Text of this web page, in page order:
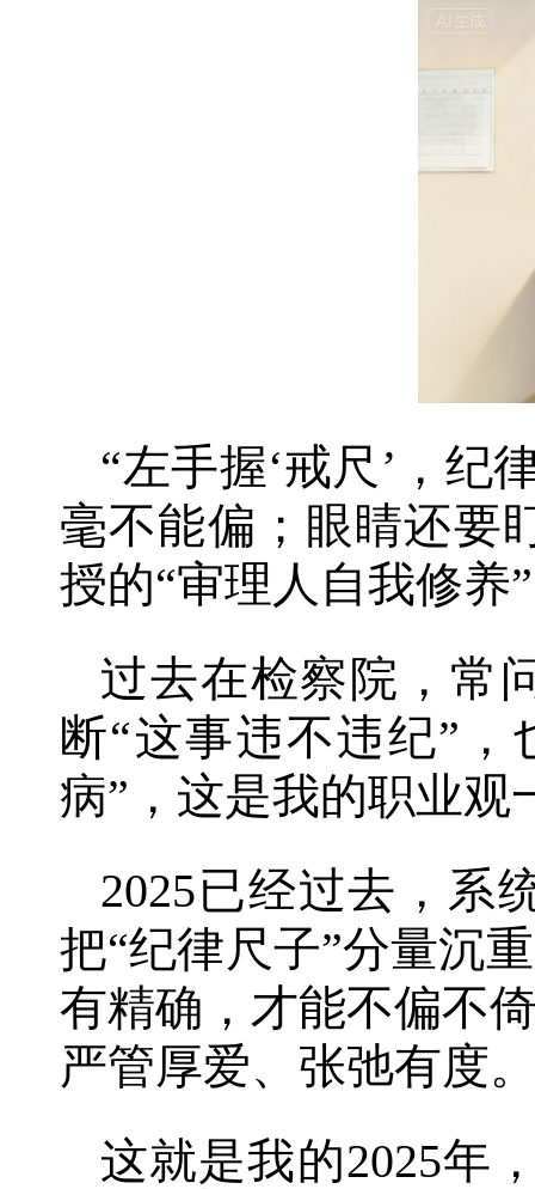
“左手握‘戒尺’，纪
毫不能偏；眼睛还要
授的“审理人自我修养
过去在检察院，常
断“这事违不违纪”，
病”，这是我的职业观
2025已经过去，系
把“纪律尺子”分量沉
有精确，才能不偏不
严管厚爱、张弛有度
这就是我的2025年